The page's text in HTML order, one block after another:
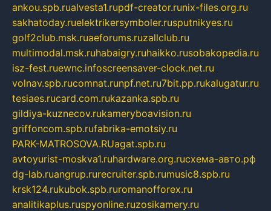
ankou.spb.rualvesta1.rupdf-creator.runix-files.org.ru
sakhatoday.ruelektrikersymboler.rusputnikyes.ru
golf2club.msk.ruaeforums.ruzallclub.ru
multimodal.msk.ruhabaigry.ruhaikko.rusobakopedia.ru
isz-fest.ruewnc.infoscreensaver-clock.net.ru
volnav.spb.rucomnat.runpf.net.ru7bit.pp.rukalugatur.ru
tesiaes.rucard.com.rukazanka.spb.ru
gildiya-kuznecov.rukameryboavision.ru
griffoncom.spb.rufabrika-emotsiy.ru
PARK-MATROSOVA.RUagat.spb.ru
avtoyurist-moskva1.ruhardware.org.ruсхема-авто.рф
dg-lab.ruangrup.rurecruiter.spb.rumusic8.spb.ru
krsk124.rukubok.spb.ruromanofforex.ru
analitikaplus.ruspyonline.ruzosikamery.ru